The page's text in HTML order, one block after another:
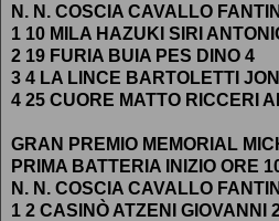
N. N. COSCIA CAVALLO
1 10 MILA HAZUKI SIRI
2 19 FURIA BUIA PES DINO 4
3 4 LA LINCE BARTOLETTI
4 25 CUORE MATTO RICCERI
GRAN PREMIO MEMORIAL
PRIMA BATTERIA INIZIO ORE
N. N. COSCIA CAVALLO
1 2 CASINÒ ATZENI GIOVANNI